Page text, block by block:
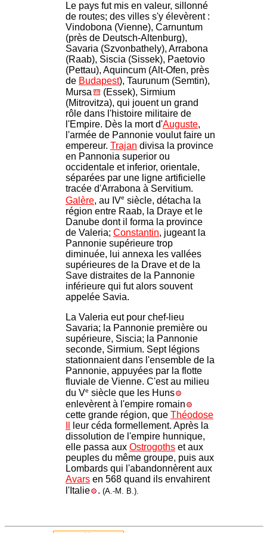
Le pays fut mis en valeur, sillonné
de routes; des villes s'y élevèrent :
Vindobona (Vienne), Carnuntum
(près de Deutsch-Altenburg),
Savaria (Szvonbathely), Arrabona
(Raab), Siscia (Sissek), Paetovio
(Pettau), Aquincum (Alt-Ofen, près
de Budapest), Taurunum (Semtin),
Mursa
(Essek), Sirmium
(Mitrovitza), qui jouent un grand
rôle dans l'histoire militaire de
l'Empire. Dès la mort d'Auguste,
l'armée de Pannonie voulut faire un
empereur. Trajan divisa la province
en Pannonia superior ou
occidentale et inferior, orientale,
séparées par une ligne artificielle
tracée d'Arrabona à Servitium.
Galère, au IVe siècle, détacha la
région entre Raab, la Draye et le
Danube dont il forma la province
de Valeria; Constantin, jugeant la
Pannonie supérieure trop
diminuée, lui annexa les vallées
supérieures de la Drave et de la
Save distraites de la Pannonie
inférieure qui fut alors souvent
appelée Savia.
La Valeria eut pour chef-lieu
Savaria; la Pannonie première ou
supérieure, Siscia; la Pannonie
seconde, Sirmium. Sept légions
stationnaient dans l'ensemble de la
Pannonie, appuyées par la flotte
fluviale de Vienne. C'est au milieu
du Ve siècle que les Huns
enlevèrent à l'empire romain
cette grande région, que Théodose
leur céda formellement. Après la
dissolution de l'empire hunnique,
elle passa aux Ostrogoths et aux
peuples du même groupe, puis aux
Lombards qui l'abandonnèrent aux
Avars en 568 quand ils envahirent
l'Italie
. (A.-M. B.).
.